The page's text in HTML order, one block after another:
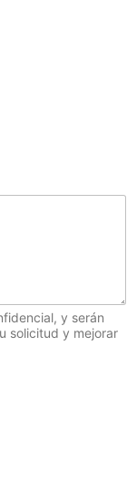
y serán
solicitud y mejorar